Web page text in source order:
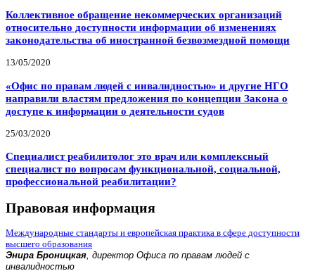
Коллективное обращение некоммерческих организаций
относительно доступности информации об изменениях
законодательства об иностранной безвозмездной помощи
13/05/2020
«Офис по правам людей с инвалидностью» и другие НГО
направили властям предложения по концепции Закона о
доступе к информации о деятельности судов
25/03/2020
Специалист реабилитолог это врач или комплексный
специалист по вопросам функциональной, социальной,
профессиональной реабилитации?
Правовая информация
Международные стандарты и европейская практика в сфере доступности
высшего образования
Энира Броницкая, директор Офиса по правам людей с
инвалидностью